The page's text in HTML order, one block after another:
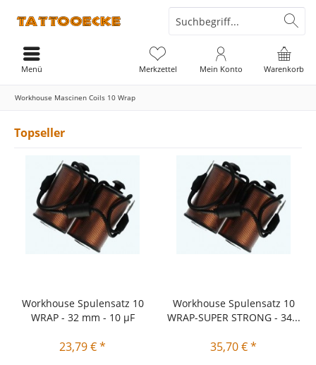
Warenkorb
Merkzettel Mein Konto
Menü
Workhouse Mascinen Coils 10 Wrap
Topseller
Workhouse Spulensatz 10
WRAP - 32 mm - 10 µF
23,79 € *
Workhouse Spulensatz 10
WRAP-SUPER STRONG - 34...
35,70 € *